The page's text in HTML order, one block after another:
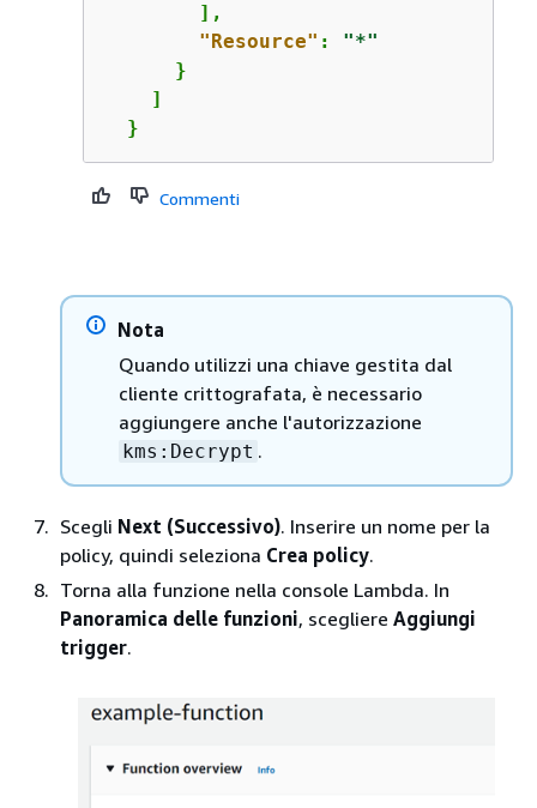
        ],
"Resource" : "*"
      }
    ]
  }
Commenti
Nota
Quando utilizzi una chiave gestita dal
cliente crittografata, è necessario
aggiungere anche l'autorizzazione
kms:Decrypt .
Scegli Next (Successivo). Inserire un nome per la
policy, quindi seleziona Crea policy.
Torna alla funzione nella console Lambda. In
Panoramica delle funzioni, scegliere Aggiungi
trigger.